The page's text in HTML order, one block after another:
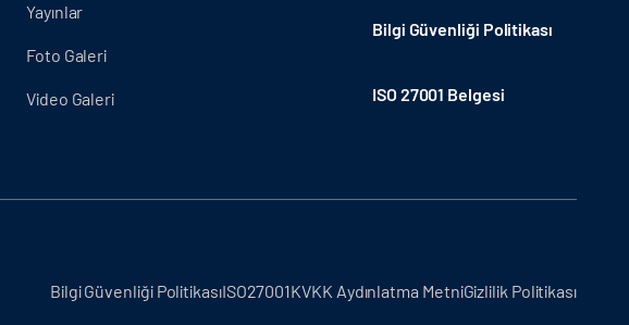
Yayınlar
Foto Galeri
Video Galeri
Bilgi Güvenliği Politikası
ISO 27001 Belgesi
Bilgi Güvenliği PolitikasıISO27001KVKK Aydınlatma MetniGizlilik Politikası